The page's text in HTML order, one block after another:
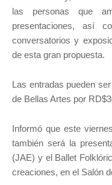
las personas que
presentaciones, así
conversatorios y
de esta gran propuesta.
Las entradas pueden
de Bellas Artes por
Informó que este
también será la
(JAE) y el Ballet
creaciones, en el Salón